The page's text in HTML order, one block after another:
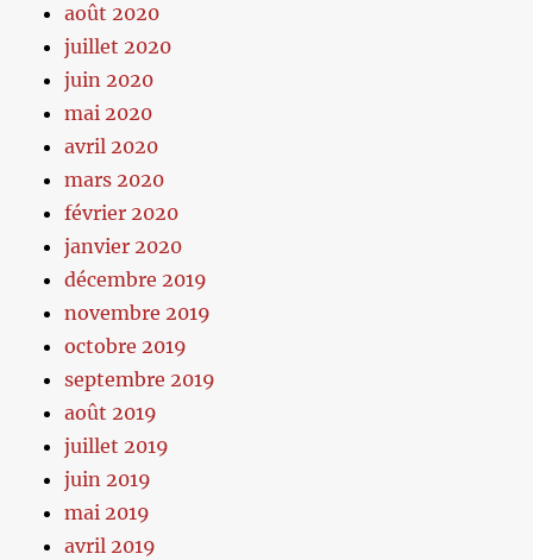
août 2020
juillet 2020
juin 2020
mai 2020
avril 2020
mars 2020
février 2020
janvier 2020
décembre 2019
novembre 2019
octobre 2019
septembre 2019
août 2019
juillet 2019
juin 2019
mai 2019
avril 2019